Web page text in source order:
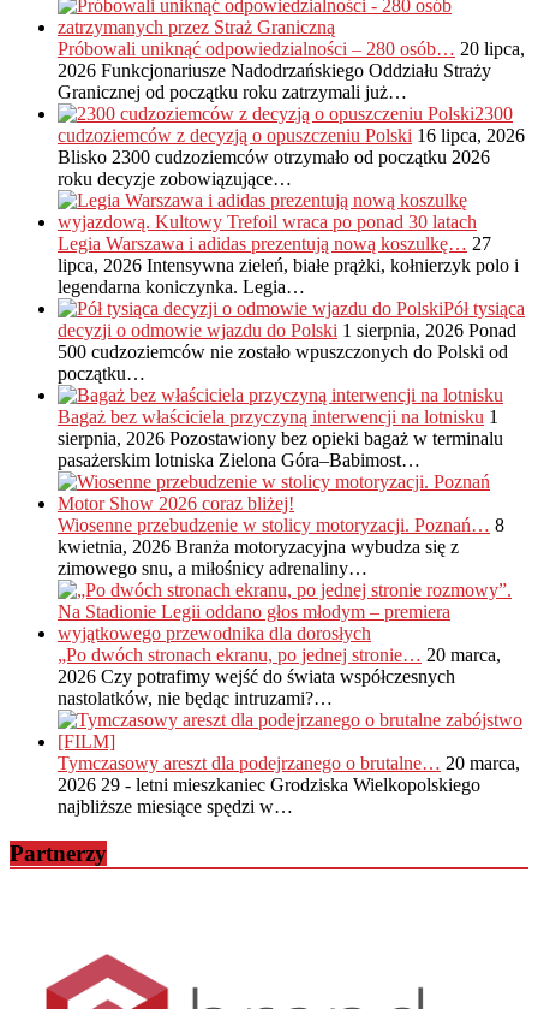
Próbowali uniknąć odpowiedzialności – 280 osób… 20 lipca,
2026 Funkcjonariusze Nadodrzańskiego Oddziału Straży
Granicznej od początku roku zatrzymali już…
2300
cudzoziemców z decyzją o opuszczeniu Polski 16 lipca, 2026
Blisko 2300 cudzoziemców otrzymało od początku 2026
roku decyzje zobowiązujące…
Legia Warszawa i adidas prezentują nową koszulkę… 27
lipca, 2026 Intensywna zieleń, białe prążki, kołnierzyk polo i
legendarna koniczynka. Legia…
Pół tysiąca
decyzji o odmowie wjazdu do Polski 1 sierpnia, 2026 Ponad
500 cudzoziemców nie zostało wpuszczonych do Polski od
początku…
Bagaż bez właściciela przyczyną interwencji na lotnisku 1
sierpnia, 2026 Pozostawiony bez opieki bagaż w terminalu
pasażerskim lotniska Zielona Góra–Babimost…
Wiosenne przebudzenie w stolicy motoryzacji. Poznań… 8
kwietnia, 2026 Branża motoryzacyjna wybudza się z
zimowego snu, a miłośnicy adrenaliny…
„Po dwóch stronach ekranu, po jednej stronie… 20 marca,
2026 Czy potrafimy wejść do świata współczesnych
nastolatków, nie będąc intruzami?…
Tymczasowy areszt dla podejrzanego o brutalne… 20 marca,
2026 29 - letni mieszkaniec Grodziska Wielkopolskiego
najbliższe miesiące spędzi w…
Partnerzy